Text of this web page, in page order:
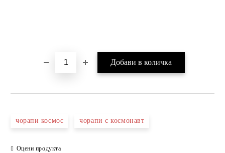
чорапи космос чорапи с космонавт
Оцени продукта